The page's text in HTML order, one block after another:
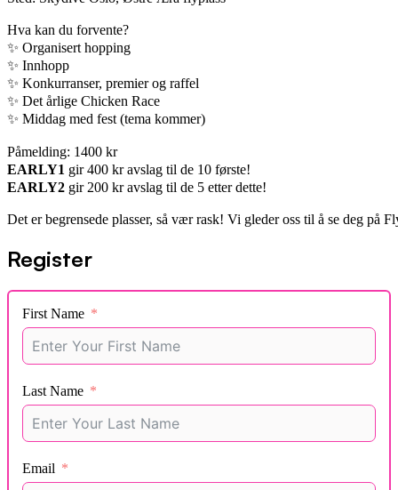
Hva kan du forvente?
✨ Organisert hopping
✨ Innhopp
✨ Konkurranser, premier og raffel
✨ Det årlige Chicken Race
✨ Middag med fest (tema kommer)
Påmelding: 1400 kr
EARLY1 gir 400 kr avslag til de 10 første!
EARLY2 gir 200 kr avslag til de 5 etter dette!
Det er begrensede plasser, så vær rask! Vi gleder oss til å se deg på
Register
First Name
Last Name
Email